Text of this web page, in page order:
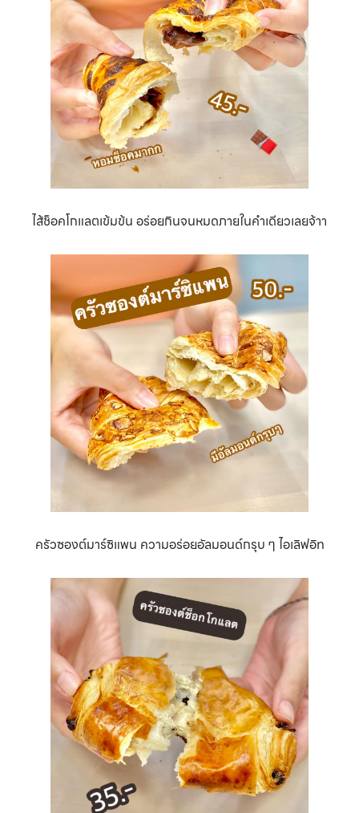
ไส้ช็อคโกแลตเข้มข้น อร่อยกินจนหมดภายในคำเดียวเลยจ้าา
ครัวซองต์มาร์ซิแพน ความอร่อยอัลมอนด์กรุบ ๆ ไอเลิฟอิท